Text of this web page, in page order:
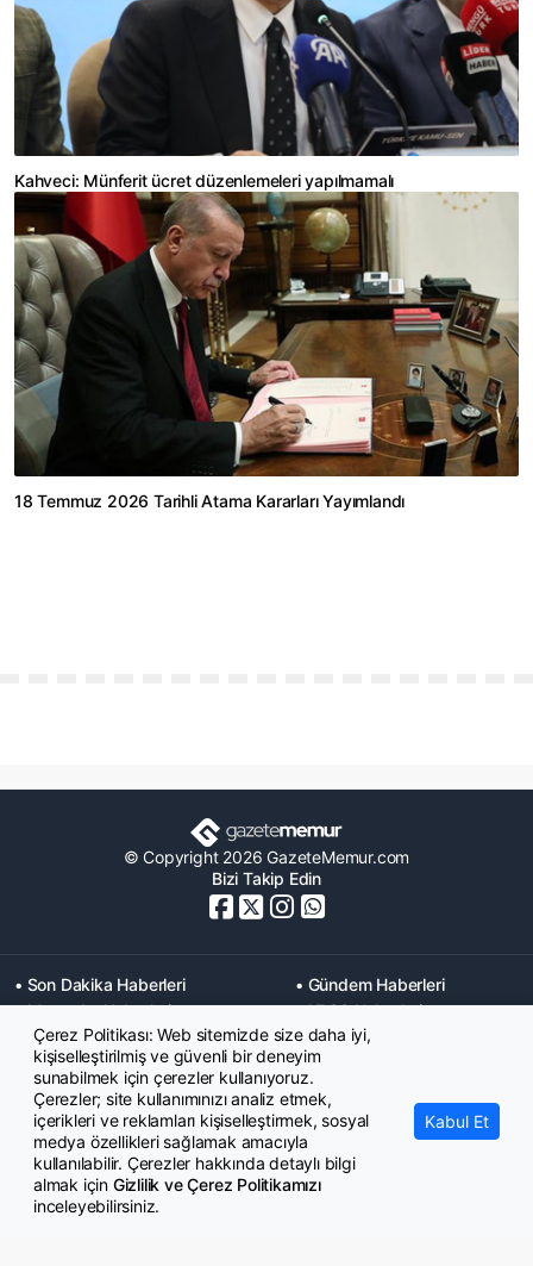
Kahveci: Münferit ücret düzenlemeleri yapılmamalı
18 Temmuz 2026 Tarihli Atama Kararları Yayımlandı
© Copyright 2026 GazeteMemur.com
Bizi Takip Edin
• Son Dakika Haberleri
• Gündem Haberleri
• Memurlar Haberleri
• KPSS Haberleri
• Ekonomi Haberleri
• Eğitim Haberleri
• Yaşam Haberleri
• Maaş Verileri Haberleri
• Mahkeme Kararları
Haberleri
Çerez Politikası: Web sitemizde size daha iyi,
kişiselleştirilmiş ve güvenli bir deneyim
sunabilmek için çerezler kullanıyoruz.
Çerezler; site kullanımınızı analiz etmek,
içerikleri ve reklamları kişiselleştirmek, sosyal
medya özellikleri sağlamak amacıyla
kullanılabilir. Çerezler hakkında detaylı bilgi
almak için Gizlilik ve Çerez Politikamızı
inceleyebilirsiniz.
Kabul Et